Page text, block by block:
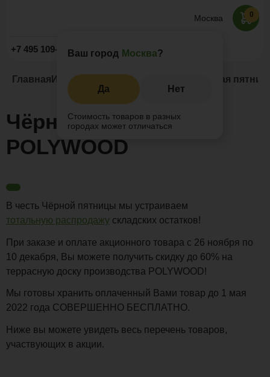
Москва
Ваш город Москва?
Да Нет
Стоимость товаров в разных
городах может отличаться
+7 495 109-52-09 Заказать звонок
0
Главная Информация Новости и акции Чёрная
Чёрная пятница в
POLYWOOD
В честь Чёрной пятницы мы устраиваем
тотальную распродажу складских остатков!
При заказе и оплате акционного товара с 26 ноября по
10 декабря, Вы можете получить скидку до 60% на
террасную доску производства POLYWOOD!
Мы готовы хранить оплаченный Вами товар до 1 мая
2022 года СОВЕРШЕННО БЕСПЛАТНО.
Ниже вы можете увидеть весь перечень товаров,
участвующих в акции.